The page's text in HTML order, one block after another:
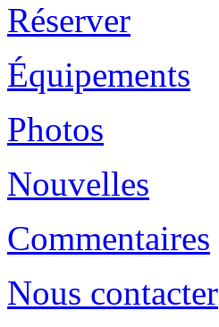
Réserver
Équipements
Photos
Nouvelles
Commentaires
Nous contacter